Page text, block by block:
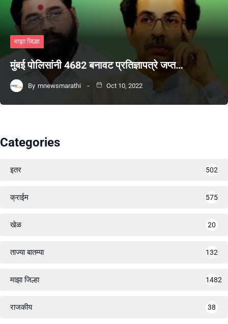
माझा जिल्हा
मुंबई पोलिसांनी 4682 बनावट प्रतिज्ञापत्रे जप्त…
By mnewsmarathi Oct 10, 2022
Categories
इतर 502
क्राईम 575
खेळ 20
ताज्या बातम्या 132
माझा जिल्हा 1482
राजकीय 38